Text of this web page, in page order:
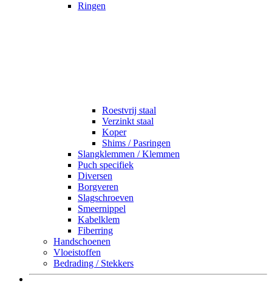
Ringen
Roestvrij staal
Verzinkt staal
Koper
Shims / Pasringen
Slangklemmen / Klemmen
Puch specifiek
Diversen
Borgveren
Slagschroeven
Smeernippel
Kabelklem
Fiberring
Handschoenen
Vloeistoffen
Bedrading / Stekkers